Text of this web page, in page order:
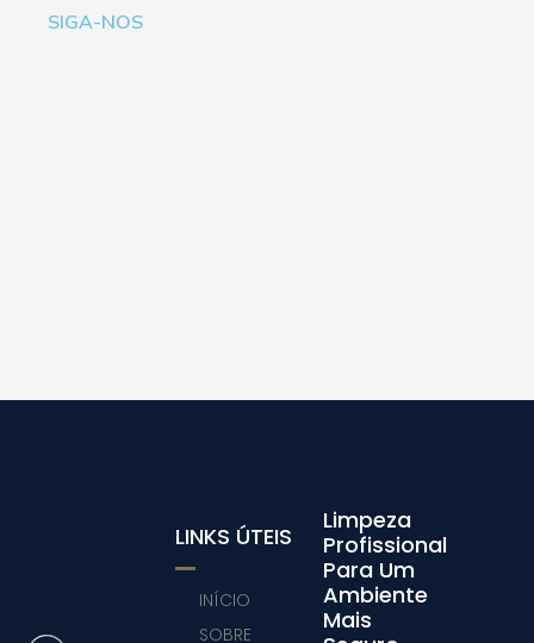
SIGA-NOS
Limpeza
Profissional
Para Um
Ambiente
Mais
LINKS ÚTEIS
INÍCIO
SOBRE